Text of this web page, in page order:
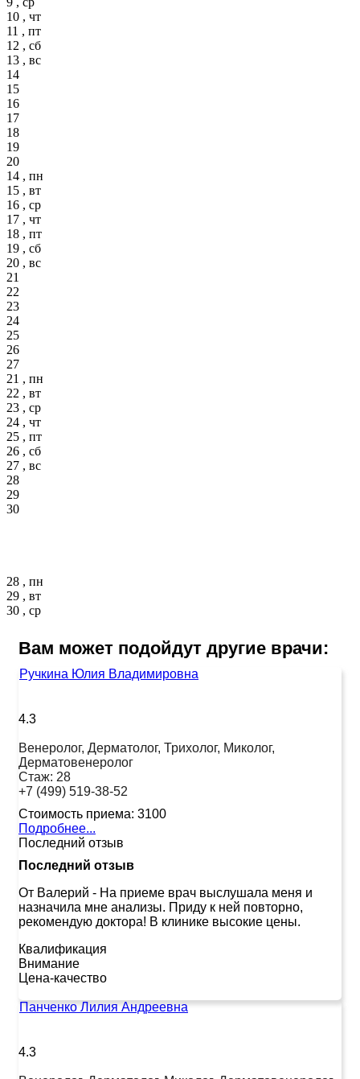
10 , чт
11 , пт
12 , сб
13 , вс
14
15
16
17
18
19
20
14 , пн
15 , вт
16 , ср
17 , чт
18 , пт
19 , сб
20 , вс
21
22
23
24
25
26
27
21 , пн
22 , вт
23 , ср
24 , чт
25 , пт
26 , сб
27 , вс
28
29
30
28 , пн
29 , вт
30 , ср
Вам может подойдут другие врачи:
Ручкина Юлия Владимировна
4.3
Венеролог, Дерматолог, Трихолог, Миколог,
Дерматовенеролог
Стаж: 28
+7 (499) 519-38-52
Стоимость приема: 3100
Подробнее...
Последний отзыв
Последний отзыв
От Валерий - На приеме врач выслушала меня и
назначила мне анализы. Приду к ней повторно,
рекомендую доктора! В клинике высокие цены.
Квалификация
Внимание
Цена-качество
Панченко Лилия Андреевна
4.3